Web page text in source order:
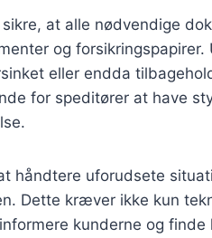
at alle nødvendige
og forsikringspapirer.
eller endda
for speditører at have
håndtere uforudsete
Dette kræver ikke kun
kunderne og finde